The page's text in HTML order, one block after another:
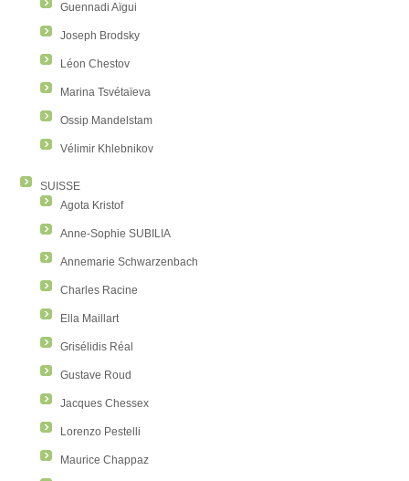
Guennadi Aïgui
Joseph Brodsky
Léon Chestov
Marina Tsvétaïeva
Ossip Mandelstam
Vélimir Khlebnikov
SUISSE
Agota Kristof
Anne-Sophie SUBILIA
Annemarie Schwarzenbach
Charles Racine
Ella Maillart
Grisélidis Réal
Gustave Roud
Jacques Chessex
Lorenzo Pestelli
Maurice Chappaz